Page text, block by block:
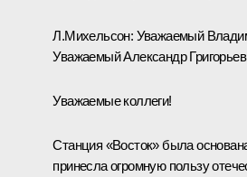
Л.Михельсон: Уважаемый
Уважаемый Александр
Уважаемые коллеги!
Станция «Восток» была
принесла огромную пользу